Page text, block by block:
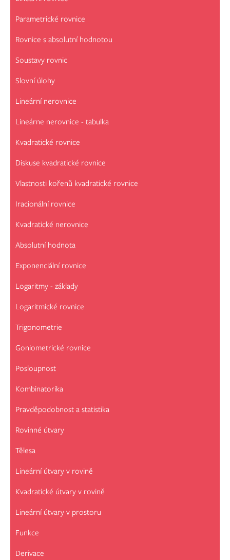
Parametrické rovnice
Rovnice s absolutní hodnotou
Soustavy rovnic
Slovní úlohy
Lineární nerovnice
Lineárne nerovnice - tabulka
Kvadratické rovnice
Diskuse kvadratické rovnice
Vlastnosti kořenů kvadratické rovnice
Iracionální rovnice
Kvadratické nerovnice
Absolutní hodnota
Exponenciální rovnice
Logaritmy - základy
Logaritmické rovnice
Trigonometrie
Goniometrické rovnice
Posloupnost
Kombinatorika
Pravděpodobnost a statistika
Rovinné útvary
Tělesa
Lineární útvary v rovině
Kvadratické útvary v rovině
Lineární útvary v prostoru
Funkce
Derivace